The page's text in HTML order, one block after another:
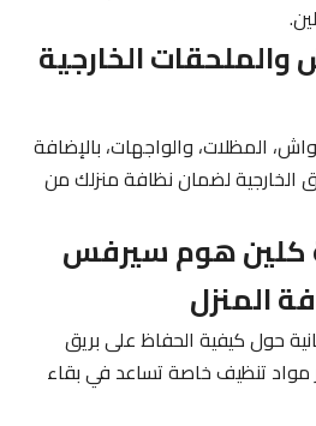
الخارجية
المظلات، والواجهات، بالإضافة
لضمان نظافة منزلك من
كلين هوم سيرفس
المنزل
حول كيفية الحفاظ على بريق
تنظيف خاصة تساعد في بقاء